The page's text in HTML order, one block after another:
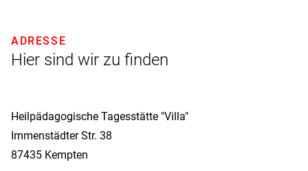
Hier sind wir zu finden
ADRESSE
Heilpädagogische Tagesstätte "Villa"
Immenstädter Str. 38
87435 Kempten